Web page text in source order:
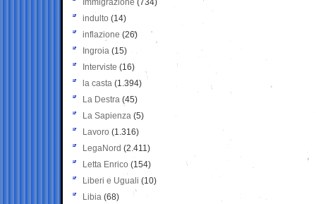
Immigrazione (734)
indulto (14)
inflazione (26)
Ingroia (15)
Interviste (16)
la casta (1.394)
La Destra (45)
La Sapienza (5)
Lavoro (1.316)
LegaNord (2.411)
Letta Enrico (154)
Liberi e Uguali (10)
Libia (68)